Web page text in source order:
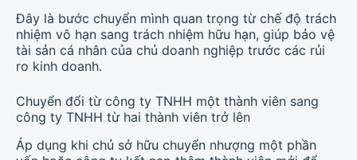
Đây là bước chuyển mình quan trọng từ chế độ trách
nhiệm vô hạn sang trách nhiệm hữu hạn, giúp bảo vệ
tài sản cá nhân của chủ doanh nghiệp trước các rủi
ro kinh doanh.
Chuyển đổi từ công ty TNHH một thành viên sang
công ty TNHH từ hai thành viên trở lên
Áp dụng khi chủ sở hữu chuyển nhượng một phần